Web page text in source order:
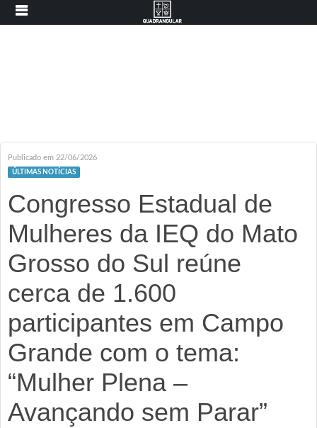
Publicado em 22/06/2026
ÚLTIMAS NOTÍCIAS
Congresso Estadual de
Mulheres da IEQ do Mato
Grosso do Sul reúne
cerca de 1.600
participantes em Campo
Grande com o tema:
“Mulher Plena –
Avançando sem Parar”